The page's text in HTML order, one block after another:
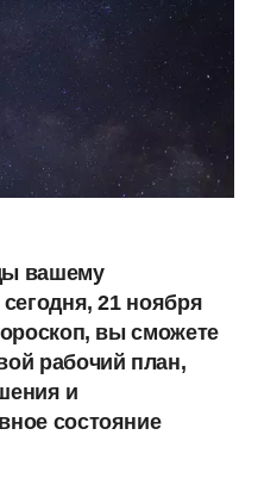
вашему
21 ноября
вы сможете
рабочий план,
и
состояние